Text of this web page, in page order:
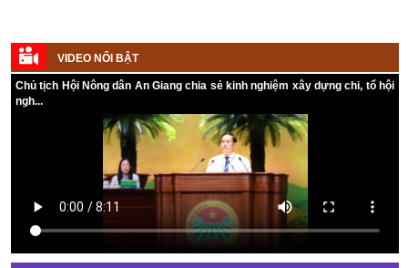
Kế hoạch tổ chức Hội chợ triển lãm Nông nghiệp - Thương mại sản
phẩm nông thôn tiêu biểu tỉnh An Giang năm 2026
Kế hoạch tổ chức đợt cao điểm tuyên truyền cuộc bầu cử ĐB Quốc
hội khóa XVI và ĐB Hội đồng nhân dân các cấp nhiệm kỳ 2026 - 2031
Hướng dẫn tuyên truyền Đại hội Hội Nông dân các cấp và Đại hội
đại biểu toàn quốc Hội Nông dân Việt Nam lần thứ IX, nhiệm kỳ 2026
- 2031
VIDEO NỔI BẬT
Chủ tịch Hội Nông dân An Giang chia sẻ kinh nghiệm xây dựng chi, tổ hội
ngh...